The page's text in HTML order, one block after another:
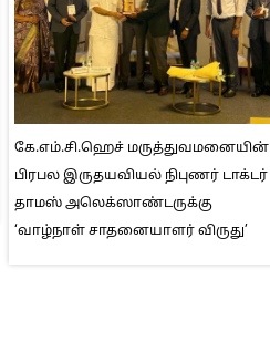
கே.எம்.சி.ஹெச் மருத்துவமனையின்
பிரபல இருதயவியல் நிபுணர் டாக்டர்
தாமஸ் அலெக்ஸாண்டருக்கு
‘வாழ்நாள் சாதனையாளர் விருது’